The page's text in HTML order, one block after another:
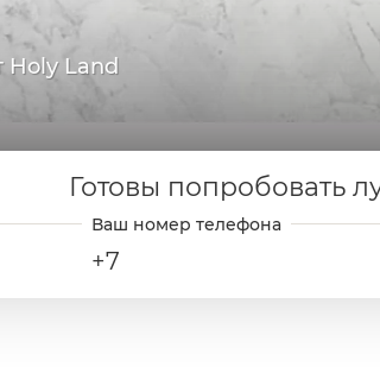
Holy Land
Готовы попробовать
+7